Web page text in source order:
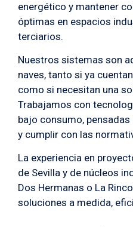
energético y mantener
óptimas en espacios
terciarios.
Nuestros sistemas son
naves, tanto si ya
como si necesitan una
Trabajamos con
bajo consumo,
y cumplir con las
La experiencia en
de Sevilla y de núcleos
Dos Hermanas o La
soluciones a medida,